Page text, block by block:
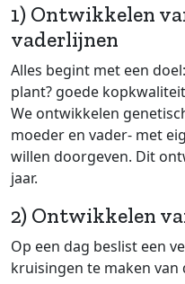
1) Ontwikkelen
vaderlijnen
Alles begint met een
plant? goede
We ontwikkelen
moeder en vader- met
willen doorgeven. Dit
jaar.
2) Ontwikkelen
Op een dag beslist een
kruisingen te maken